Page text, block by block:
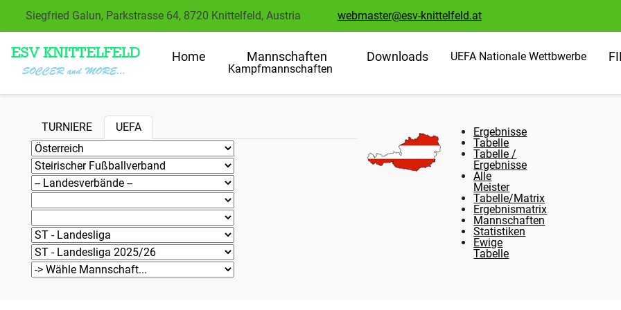
Siegfried Galun, Parkstrasse 64, 8720 Knittelfeld, Austria webmaster@esv-knittelfeld.at
Home Mannschaften
Kampfmannschaften
Downloads UEFA Nationale Wettbwerbe
TURNIERE UEFA
Ergebnisse
Tabelle
Tabelle /
Ergebnisse
Alle
Meister
Tabelle/Matrix
Ergebnismatrix
Mannschaften
Statistiken
Ewige
Tabelle